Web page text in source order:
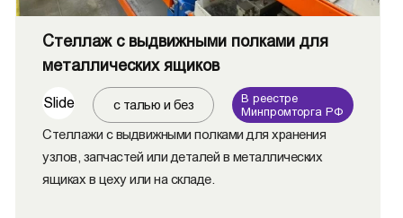
Стеллаж с выдвижными полками для
металлических ящиков
Slide с талью и без
В реестре
Минпромторга РФ
Стеллажи с выдвижными полками для хранения
узлов, запчастей или деталей в металлических
ящиках в цеху или на складе.